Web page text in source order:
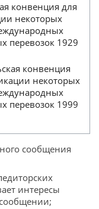
конвенция для
некоторых
перевозок 1929
конвенция
некоторых
перевозок 1999
сообщения
интересы